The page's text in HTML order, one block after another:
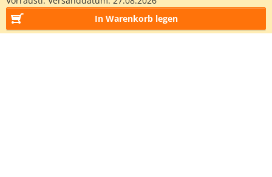
In Warenkorb legen